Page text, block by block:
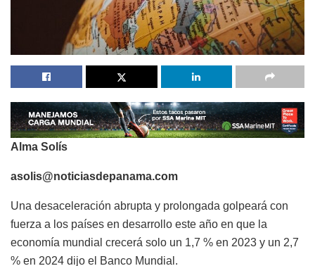
Alma Solís
asolis@noticiasdepanama.com
Una desaceleración abrupta y prolongada golpeará con
fuerza a los países en desarrollo este año en que la
economía mundial crecerá solo un 1,7 % en 2023 y un 2,7
% en 2024 dijo el Banco Mundial.